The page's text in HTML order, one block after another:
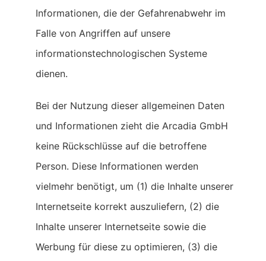
Informationen, die der Gefahrenabwehr im
Falle von Angriffen auf unsere
informationstechnologischen Systeme
dienen.
Bei der Nutzung dieser allgemeinen Daten
und Informationen zieht die Arcadia GmbH
keine Rückschlüsse auf die betroffene
Person. Diese Informationen werden
vielmehr benötigt, um (1) die Inhalte unserer
Internetseite korrekt auszuliefern, (2) die
Inhalte unserer Internetseite sowie die
Werbung für diese zu optimieren, (3) die